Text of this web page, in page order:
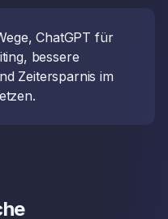
ChatGPT für
bessere
Zeitersparnis im